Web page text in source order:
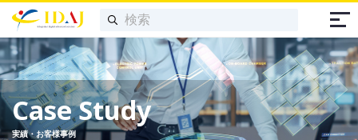
Case Study
実績・お客様事例